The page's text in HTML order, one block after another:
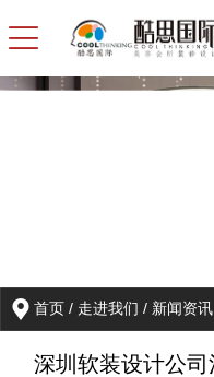
首页 / 走进我们 / 新闻资讯
深圳软装设计公